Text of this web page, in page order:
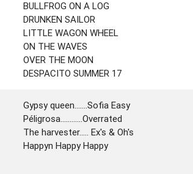
BULLFROG ON A LOG
DRUNKEN SAILOR
LITTLE WAGON WHEEL
ON THE WAVES
OVER THE MOON
DESPACITO SUMMER 17
Gypsy queen.......Sofia Easy
Péligrosa............Overrated
The harvester..... Ex's & Oh's
Happyn Happy Happy